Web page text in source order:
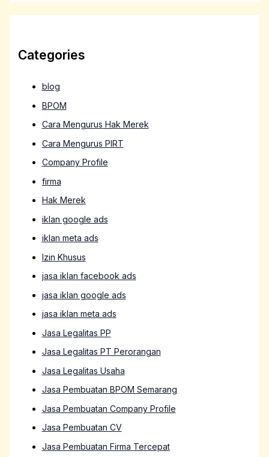
Categories
blog
BPOM
Cara Mengurus Hak Merek
Cara Mengurus PIRT
Company Profile
firma
Hak Merek
iklan google ads
iklan meta ads
Izin Khusus
jasa iklan facebook ads
jasa iklan google ads
jasa iklan meta ads
Jasa Legalitas PP
Jasa Legalitas PT Perorangan
Jasa Legalitas Usaha
Jasa Pembuatan BPOM Semarang
Jasa Pembuatan Company Profile
Jasa Pembuatan CV
Jasa Pembuatan Firma Tercepat